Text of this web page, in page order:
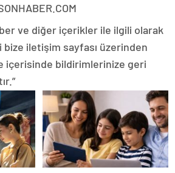
ve diğer içerikler ile ilgili olarak
iletişim sayfası üzerinden
içerisinde bildirimlerinize geri